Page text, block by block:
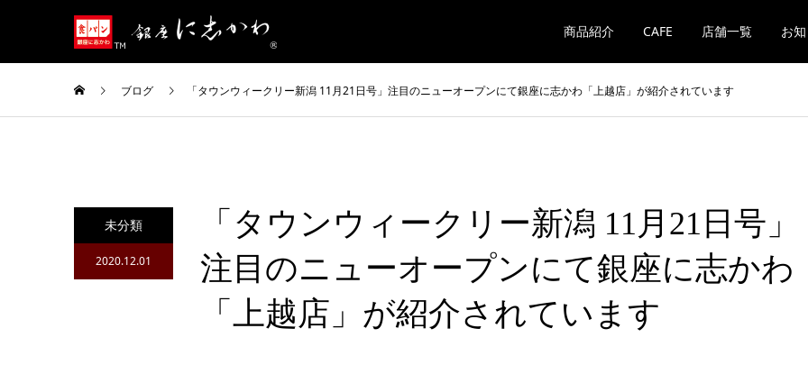
商品紹介 CAFE 店舗一覧 お
ブログ 「タウンウィークリー新潟 11月21日号」注目のニューオープンにて銀座に志かわ「上越店」が紹介されています
未分類
2020.12.01
「タウンウィークリー新潟 11月21日号」
注目のニューオープンにて銀座に志かわ
「上越店」が紹介されています